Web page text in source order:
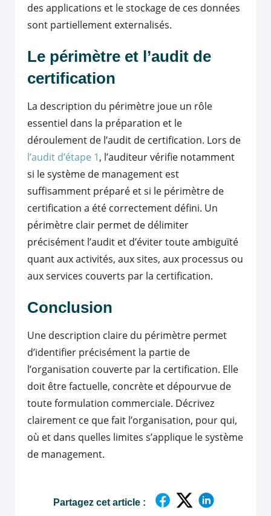
des applications et le stockage de ces données
sont partiellement externalisés.
Le périmètre et l’audit de
certification
La description du périmètre joue un rôle
essentiel dans la préparation et le
déroulement de l’audit de certification. Lors de
l’audit d’étape 1, l’auditeur vérifie notamment
si le système de management est
suffisamment préparé et si le périmètre de
certification a été correctement défini. Un
périmètre clair permet de délimiter
précisément l’audit et d’éviter toute ambiguïté
quant aux activités, aux sites, aux processus ou
aux services couverts par la certification.
Conclusion
Une description claire du périmètre permet
d’identifier précisément la partie de
l’organisation couverte par la certification. Elle
doit être factuelle, concrète et dépourvue de
toute formulation commerciale. Décrivez
clairement ce que fait l’organisation, pour qui,
où et dans quelles limites s’applique le système
de management.
Partagez cet article :